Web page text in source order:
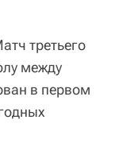
третьего
между
в первом